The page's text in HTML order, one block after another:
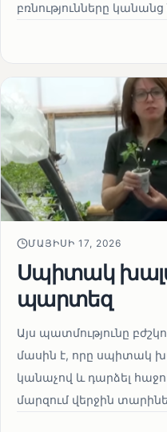
բռնությունները
ՄԱՅԻՍԻ 17, 2026
Սպիտակ
պարտեզ
Այս պատմությունը
մասին է, որը սպիտակ
կանաչով և դարձել
մարզում վերջին